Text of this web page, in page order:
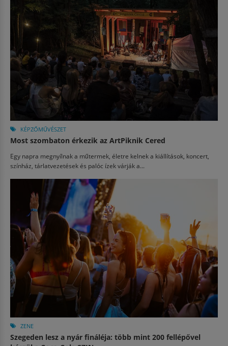
KÉPZŐMŰVÉSZET
Most szombaton érkezik az ArtPiknik Cered
Egy napra megnyílnak a műtermek, életre kelnek a kiállítások, koncert,
színház, tárlatvezetések és palóc ízek várják a...
ZENE
Szegeden lesz a nyár fináléja: több mint 200 fellépővel